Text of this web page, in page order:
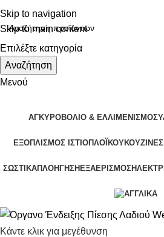
Skip to navigation
Skip to main content
Επιλέξτε κατηγορία
Αναζήτηση
Μενού
ΑΓΚΥΡΟΒΌΛΙΟ & ΕΛΛΙΜΕΝΙΣΜΌΣ
ΕΞΟΠΛΙΣΜΌΣ ΙΣΤΙΟΠΛΟΪΚΟΎ
ΣΩΣΤΙΚΆΠΛΟΉΓΗΣΗ ΕΞΑΕΡΙΣΜΌΣ
Κάντε κλικ για μεγέθυνση